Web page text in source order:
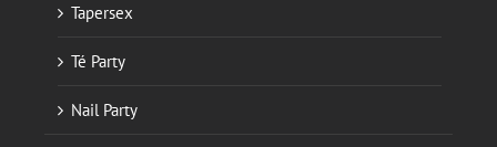
Tapersex
Té Party
Nail Party